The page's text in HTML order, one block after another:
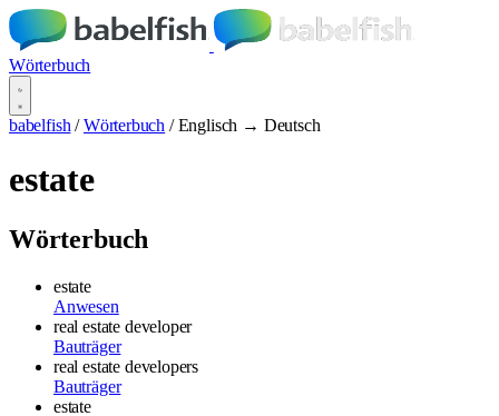
Wörterbuch
babelfish / Wörterbuch / Englisch → Deutsch
estate
Wörterbuch
estate
Anwesen
real estate developer
Bauträger
real estate developers
Bauträger
estate